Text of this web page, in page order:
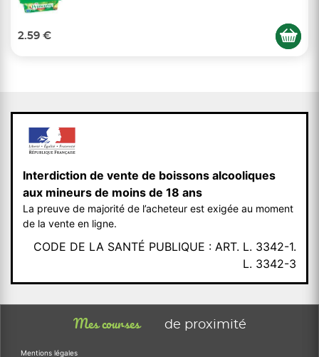
2.59 €
Interdiction de vente de boissons alcooliques
aux mineurs de moins de 18 ans
La preuve de majorité de l’acheteur est exigée au moment
de la vente en ligne.
CODE DE LA SANTÉ PUBLIQUE : ART. L. 3342-1.
L. 3342-3
Mes courses de proximité
Mentions légales